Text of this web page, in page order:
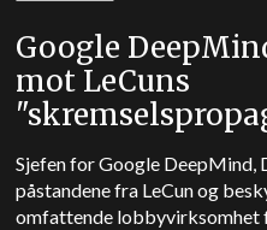
Google
mot LeCuns
Sjefen for Google DeepMind,
påstandene fra LeCun og
omfattende lobbyvirksomhet